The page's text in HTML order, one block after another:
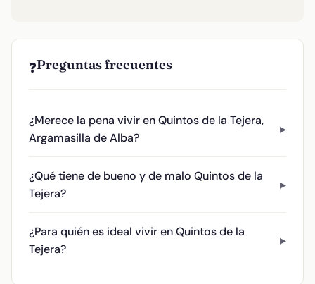
❓Preguntas frecuentes
¿Merece la pena vivir en Quintos de la Tejera,
Argamasilla de Alba?
¿Qué tiene de bueno y de malo Quintos de la
Tejera?
¿Para quién es ideal vivir en Quintos de la
Tejera?